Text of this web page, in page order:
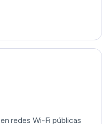
redes Wi-Fi públicas